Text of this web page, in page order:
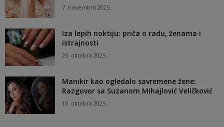
7. novembra 2025.
Iza lepih noktiju: priča o radu, ženama i
istrajnosti
25. oktobra 2025.
Manikir kao ogledalo savremene žene:
Razgovor sa Suzanom Mihajlović Veličković
10. oktobra 2025.